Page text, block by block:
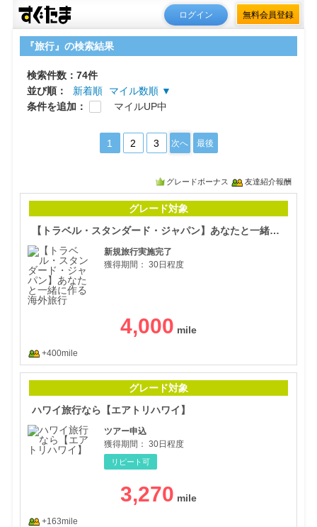
ログイン 無料会員登録
『旅行』の検索結果
検索件数：74件
並び順：
新着順
マイル数順 ▼
条件を追加：
マイルUP中
1 2 3 次へ 最後
グレードボーナス 友達紹介報酬
グレード対象
【トラベル・スタンダード・ジャパン】あなたと一緒に作る海外旅行
新規旅行実施完了
獲得期間： 30日程度
4,000
+400mile
グレード対象
ハワイ旅行なら【エアトリハワイ】
ツアー申込
獲得期間： 30日程度
リピート可
3,270
+163mile